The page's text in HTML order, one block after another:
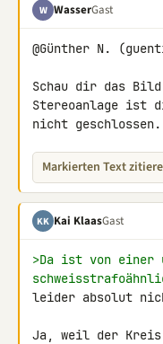
W WasserGast
@Günther N.
Schau dir das
Stereoanlage ist
nicht geschlossen.
Markierten Text
KK Kai KlaasGast
>Da ist von einer
leider absolut
Ja, weil der